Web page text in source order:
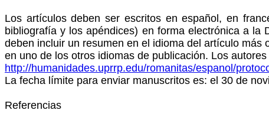
Los artículos deben ser escritos en español, en
bibliografía y los apéndices) en forma electrónica a
deben incluir un resumen en el idioma del artículo más
en uno de los otros idiomas de publicación. Los
http://humanidades.uprrp.edu/romanitas/espanol/
La fecha límite para enviar manuscritos es: el 30 de
Referencias